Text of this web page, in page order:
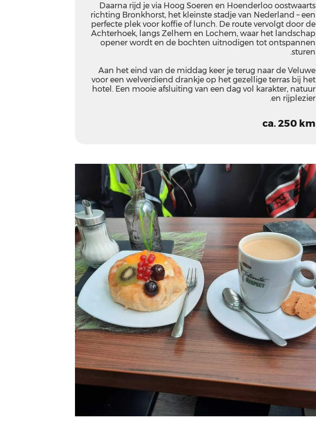
Daarna rijd je via Hoog Soeren en Hoenderloo oostwaarts
richting Bronkhorst, het kleinste stadje van Nederland – een
perfecte plek voor koffie of lunch. De route vervolgt door de
Achterhoek, langs Zelhem en Lochem, waar het landschap
opener wordt en de bochten uitnodigen tot ontspannen
sturen.
Aan het eind van de middag keer je terug naar de Veluwe
voor een welverdiend drankje op het gezellige terras bij het
hotel. Een mooie afsluiting van een dag vol karakter, natuur
en rijplezier.
ca. 250 km